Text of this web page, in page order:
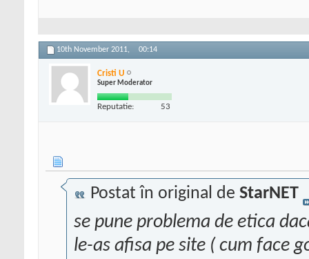
10th November 2011, 00:14
Cristi U
Super Moderator
Reputatie: 53
Postat în original de StarNET
se pune problema de etica
le-as afisa pe site ( cum face